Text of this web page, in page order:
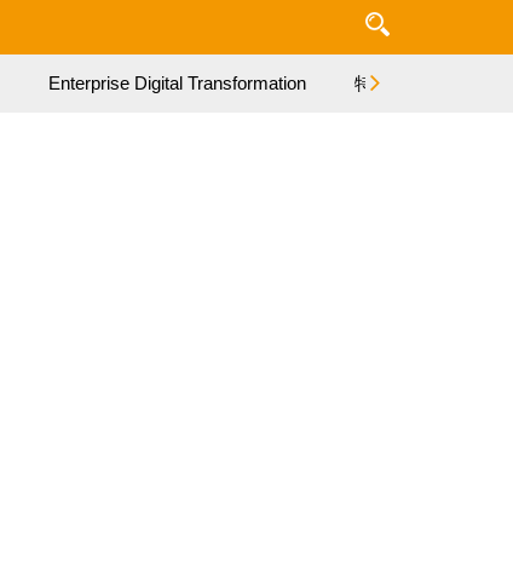
Enterprise Digital Transformation 特集